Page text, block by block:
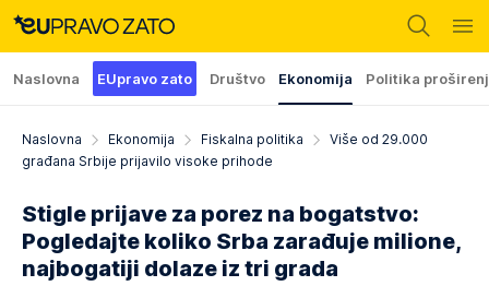
Naslovna EUpravo zato Društvo Ekonomija Politika
Naslovna Ekonomija Fiskalna politika
Više od 29.000
građana Srbije prijavilo visoke prihode
Stigle prijave za porez na bogatstvo:
Pogledajte koliko Srba zarađuje milione,
najbogatiji dolaze iz tri grada